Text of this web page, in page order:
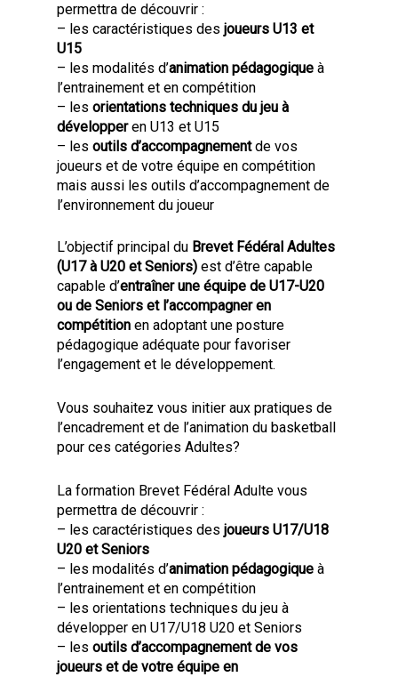
permettra de découvrir :
– les caractéristiques desjoueurs U13 et
U15
– les modalités d’animation pédagogique à
l’entrainement et en compétition
– les orientations techniques du jeu à
développeren U13 et U15
– lesoutils d’accompagnementde vos
joueurs et de votre équipe en compétition
mais aussi les outils d’accompagnement de
l’environnement du joueur
L’objectif principal du Brevet Fédéral Adultes
(U17 à U20 et Seniors)est d’être capable
capable d’entraîner une équipe de U17-U20
ou de Seniors et l’accompagner en
compétition en adoptant une posture
pédagogique adéquate pour favoriser
l’engagement et le développement.
Vous souhaitez vous initier aux pratiques de
l’encadrement et de l’animation du basketball
pour ces catégories Adultes?
La formation Brevet Fédéral Adulte vous
permettra de découvrir :
– les caractéristiques desjoueurs U17/U18
U20 et Seniors
– les modalités d’animation pédagogique à
l’entrainement et en compétition
– les orientations techniques du jeu à
développer en U17/U18 U20 et Seniors
– lesoutils d’accompagnement de vos
joueurs et de votre équipe en